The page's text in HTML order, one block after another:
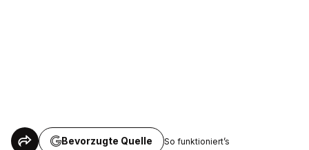
Bevorzugte Quelle So funktioniert’s